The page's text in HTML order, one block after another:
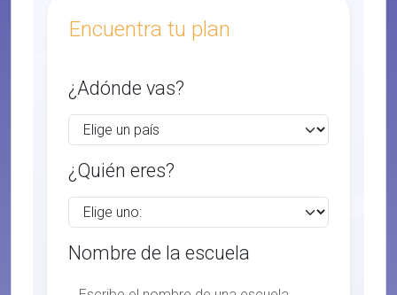
Encuentra tu plan
¿Adónde vas?
¿Quién eres?
Nombre de la escuela